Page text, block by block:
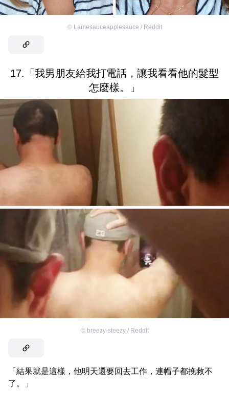
© Lamesauceapplesauce / Reddit
17.「我男朋友給我打電話，讓我看看他的髮型
怎麼樣。」
© breezy-steezy / Reddit
「結果就是這樣，他明天還要回去工作，連帽子都挽救不
了。」